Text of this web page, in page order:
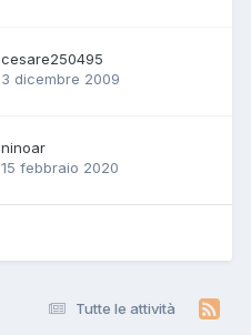
cesare250495
3 dicembre 2009
ninoar
15 febbraio 2020
Tutte le attività